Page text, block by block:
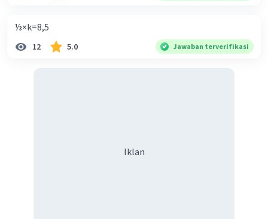
⅓×k=8,5
12 5.0 Jawaban terverifikasi
Iklan